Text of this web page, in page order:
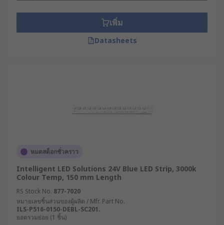
เพิ่ม
Datasheets
หมดสต็อกชั่วคราว
Intelligent LED Solutions 24V Blue LED Strip, 3000k
Colour Temp, 150 mm Length
RS Stock No. 877-7020
หมายเลขชิ้นส่วนของผู้ผลิต / Mfr. Part No.
ILS-P516-0150-DEBL-SC201.
ยอดรวมย่อย (1 ชิ้น)